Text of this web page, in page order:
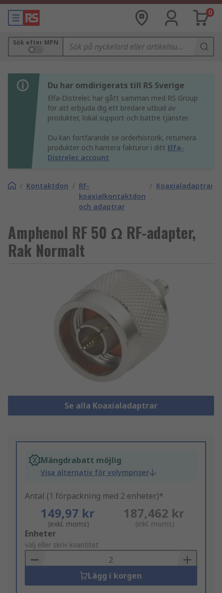
0
Sök efter MPN
Du har omdirigerats till RS Sverige
Elfa-Distrelec har gått samman med RS Group
för att erbjuda dig ett bredare utbud av
produkter, lokal support och bättre tjänster.
Du kan fortfarande se orderhistorik, returnera
produkter och hantera fakturor i ditt Elfa-
Distrelec account
/ Kontaktdon / RF-
koaxialkontaktdon
och adaptrar
/ Koaxialadaptrar
Amphenol RF 50 Ω RF-adapter,
Rak Normalt
Se alla Koaxialadaptrar
Mängdrabatt möjlig
Visa alternativ för volympriser
Antal (1 förpackning med 2 enheter)*
149,97 kr
(exkl. moms)
187,462 kr
(inkl. moms)
Add
to
Basket
Enheter
välj eller skriv kvantitet
Lägg i korgen